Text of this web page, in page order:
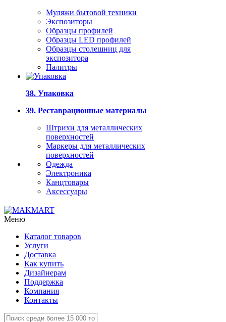
Муляжи бытовой техники
Экспозиторы
Образцы профилей
Образцы LED профилей
Образцы столешниц для
экспозитора
Палитры
38. Упаковка
39. Реставрационные материалы
Штрихи для металлических
поверхностей
Маркеры для металлических
поверхностей
Одежда
Электроника
Канцтовары
Аксессуары
Меню
Каталог товаров
Услуги
Доставка
Как купить
Дизайнерам
Поддержка
Компания
Контакты